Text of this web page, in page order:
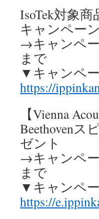
IsoTek対象
キャンペー
→キャンペー
まで
▼キャンペ
https://
【Vienna
Beethovenス
ゼント
→キャンペー
まで
▼キャンペ
https://